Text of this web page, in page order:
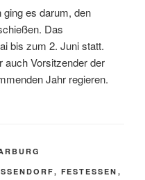
es darum, den
Das
bis zum 2. Juni statt.
auch Vorsitzender der
Jahr regieren.
, FESTESSEN ,